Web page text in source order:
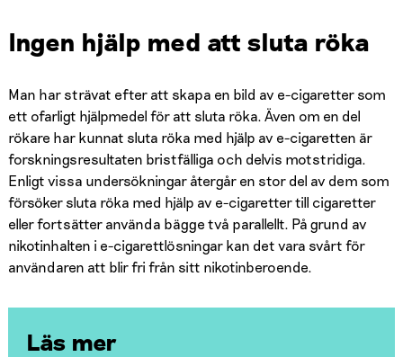
Ingen hjälp med att sluta röka
Man har strävat efter att skapa en bild av e-cigaretter som
ett ofarligt hjälpmedel för att sluta röka. Även om en del
rökare har kunnat sluta röka med hjälp av e-cigaretten är
forskningsresultaten bristfälliga och delvis motstridiga.
Enligt vissa undersökningar återgår en stor del av dem som
försöker sluta röka med hjälp av e-cigaretter till cigaretter
eller fortsätter använda bägge två parallellt. På grund av
nikotinhalten i e-cigarettlösningar kan det vara svårt för
användaren att blir fri från sitt nikotinberoende.
Läs mer